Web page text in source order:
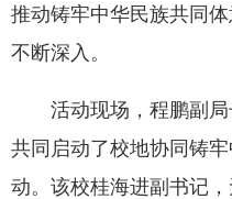
推动铸牢中华民族共同
不断深入。
活动现场，程鹏副局
共同启动了校地协同铸
动。该校桂海进副书记